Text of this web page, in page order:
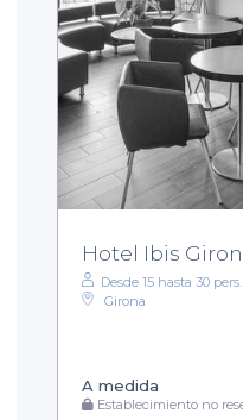
Hotel Ibis
Desde 15 hasta 30 pers.
Girona
A medida
Establecimiento no